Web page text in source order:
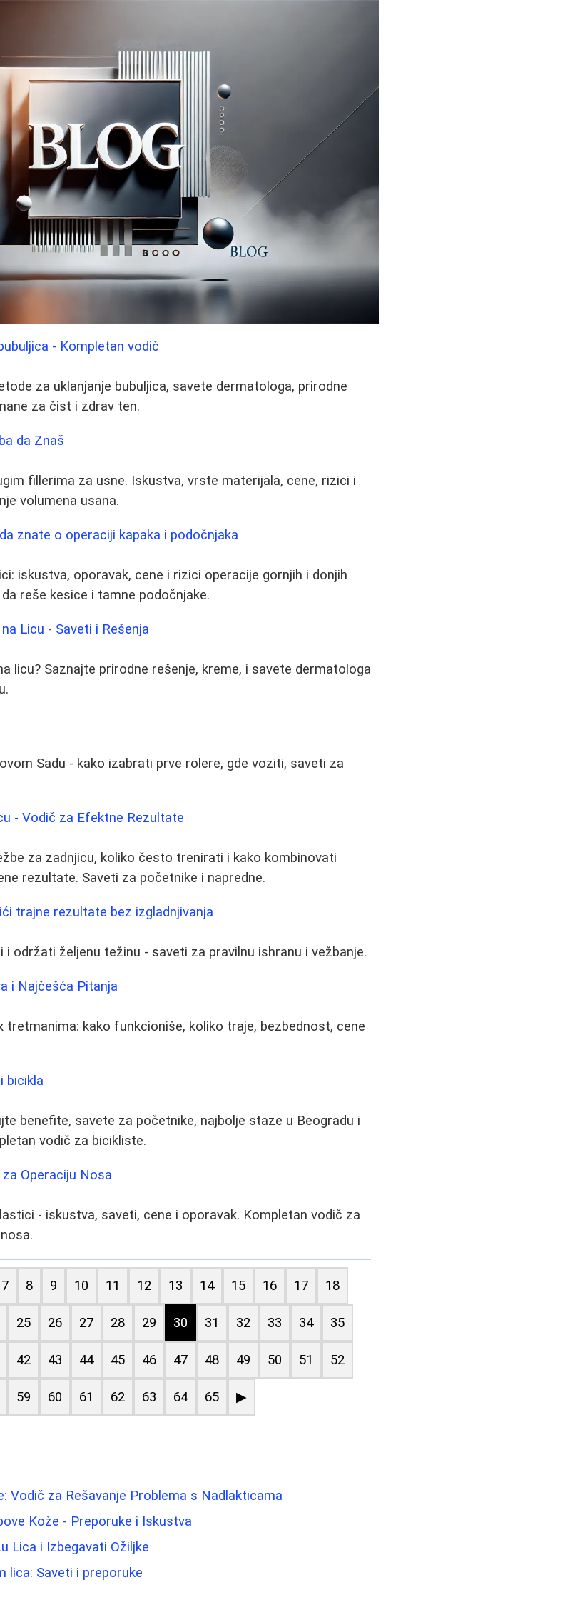
- Kompletan vodič
za uklanjanje bubuljica, savete dermatologa, prirodne
za čist i zdrav ten.
da Znaš
fillerima za usne. Iskustva, vrste materijala, cene, rizici i
volumena usana.
znate o operaciji kapaka i podočnjaka
iskustva, oporavak, cene i rizici operacije gornjih i donjih
reše kesice i tamne podočnjake.
Licu - Saveti i Rešenja
licu? Saznajte prirodne rešenje, kreme, i savete dermatologa
Sadu - kako izabrati prve rolere, gde voziti, saveti za
- Vodič za Efektne Rezultate
za zadnjicu, koliko često trenirati i kako kombinovati
rezultate. Saveti za početnike i napredne.
trajne rezultate bez izgladnjivanja
održati željenu težinu - saveti za pravilnu ishranu i vežbanje.
i Najčešća Pitanja
kako funkcioniše, koliko traje, bezbednost, cene
bicikla
benefite, savete za početnike, najbolje staze u Beogradu i
vodič za bicikliste.
Operaciju Nosa
- iskustva, saveti, cene i oporavak. Kompletan vodič za
7 8 9 10 11 12 13 14 15 16 17 18
25 26 27 28 29 30 31 32 33 34 35
42 43 44 45 46 47 48 49 50 51 52
59 60 61 62 63 64 65 ▶
Vodič za Rešavanje Problema s Nadlakticama
Kože - Preporuke i Iskustva
Lica i Izbegavati Ožiljke
lica: Saveti i preporuke